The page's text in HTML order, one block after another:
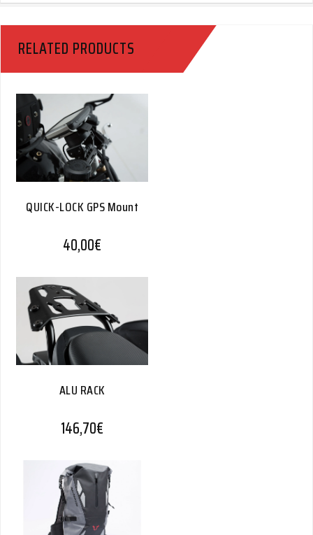
RELATED PRODUCTS
QUICK-LOCK GPS Mount
40,00€
ALU RACK
146,70€